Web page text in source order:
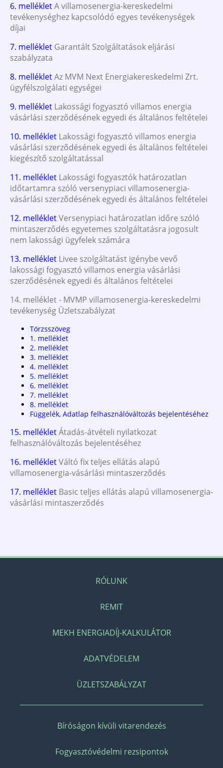
6. mellékletA villamosenergia-kereskedelmi
tevékenységhez kapcsolódó egyes tevékenységek
díjai
7. melléklet Garantált Szolgáltatások eljárási
szabályzata
8. mellékletAz MVM Next Energiakereskedelmi Zrt.
ügyfélszolgálati egységei
9. melléklet Lakossági fogyasztó villamos energia
vásárlási szerződésének egyedi és általános feltételei
10. melléklet Lakossági fogyasztó villamos energia
vásárlási szerződésének egyedi és általános feltételei
kiegészítő szolgáltatással
11. melléklet Lakossági fogyasztók határozatlan
időtartamra szóló versenypiaci villamosenergia-
vásárlási szerződésének egyedi és általános feltételei
12. mellékletVersenypiaci határozatlan időre szóló
mintaszerződés egyetemes szolgáltatásra jogosult
nem lakossági ügyfelek számára
13. melléklet Livee szolgáltatást igénybe vevő
lakossági fogyasztó villamos energia vásárlási
szerződésének egyedi és általános feltételei
14. melléklet - MVMP villamosenergia-kereskedelmi
tevékenység Üzletszabályzat
Törzsszöveg
1. melléklet
2. melléklet
3. melléklet
4. melléklet
5. melléklet
6. melléklet
7. melléklet
8. melléklet
Függelék, Adatlap felhasználóváltozás bejelentéséhez
15. mellékletÁtadás-átvételi nyilatkozat
felhasználóváltozás bejelentéséhez
16. mellékletVáltó fix teljes ellátás alapú
villamosenergia-vásárlási mintaszerződés
17. melléklet Basic teljes ellátás alapú villamosenergia-
vásárlási mintaszerződés
RÓLUNK
REMIT
MEKH ENERGIADÍJ-KALKULÁTOR
ADATVÉDELEM
ÜZLETSZABÁLYZAT
Bíróságon kívüli vitarendezés
Fogyasztóvédelmi rezsipontok